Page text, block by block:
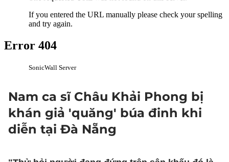
Nam ca sĩ Châu Khải Phong bị
khán giả 'quăng' búa đinh khi
diễn tại Đà Nẵng